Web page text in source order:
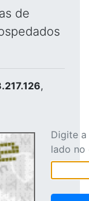
de
,
Digite
lado no